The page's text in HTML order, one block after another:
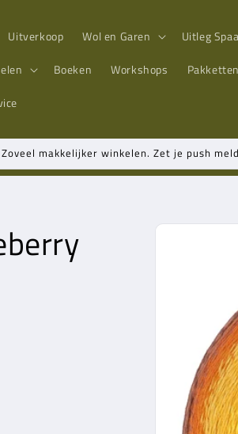
Uitverkoop Wol en Garen
Uitleg
Boeken Workshops
Pakketten
makkelijker winkelen. Zet je push